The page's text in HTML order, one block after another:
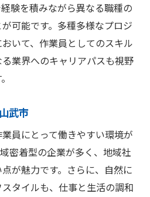
る
る職場環境
献できる職場
流が生む価値
る仕事
仕事に就くための重要なポ
を確認する
境を理解する
験を積みながら異なる職種の
可能です。多種多様なプロジ
いて、作業員としてのスキル
業界へのキャリアパスも視野
武市
員にとって働きやすい環境が
密着型の企業が多く、地域社
が魅力です。さらに、自然に
タイルも、仕事と生活の調和